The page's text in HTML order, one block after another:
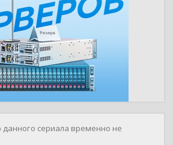
сериала временно не